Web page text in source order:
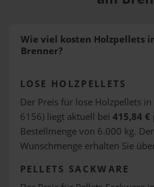
Wie viel kosten Holzpellets
Brenner?
LOSE HOLZPELLETS
Der Preis für lose Holzpellets
6156) liegt aktuell bei 415,84
Bestellmenge von 6.000 kg.
Wunschmenge erhalten Sie
PELLETS SACKWARE